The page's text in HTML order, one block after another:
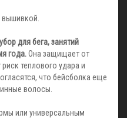
для бега, занятий
года.Она защищает от
теплового удара и
что бейсболка еще
волосы.
или универсальным